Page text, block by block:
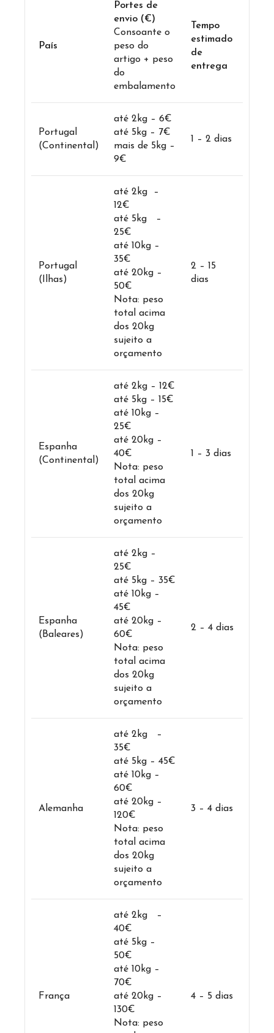
País
Portes de
envio (€)
Consoante o
peso do
artigo + peso
do
embalamento
Tempo
estimado
de
entrega
Portugal
(Continental)
até 2kg – 6€
até 5kg – 7€
mais de 5kg –
9€
1 – 2 dias
Portugal
(Ilhas)
até 2kg –
12€
até 5kg –
25€
até 10kg –
35€
até 20kg –
50€
Nota: peso
total acima
dos 20kg
sujeito a
orçamento
2 – 15
dias
Espanha
(Continental)
até 2kg – 12€
até 5kg – 15€
até 10kg –
25€
até 20kg –
40€
Nota: peso
total acima
dos 20kg
sujeito a
orçamento
1 – 3 dias
Espanha
(Baleares)
até 2kg –
25€
até 5kg – 35€
até 10kg –
45€
até 20kg –
60€
Nota: peso
total acima
dos 20kg
sujeito a
orçamento
2 – 4 dias
Alemanha
até 2kg –
35€
até 5kg – 45€
até 10kg –
60€
até 20kg –
120€
Nota: peso
total acima
dos 20kg
sujeito a
orçamento
3 – 4 dias
França
até 2kg –
40€
até 5kg –
50€
até 10kg –
70€
até 20kg –
130€
Nota: peso
4 – 5 dias